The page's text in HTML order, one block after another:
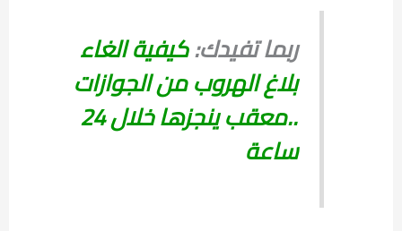
ربما تفيدك:كيفية الغاء
بلاغ الهروب من الجوازات
..معقب ينجزها خلال 24
ساعة